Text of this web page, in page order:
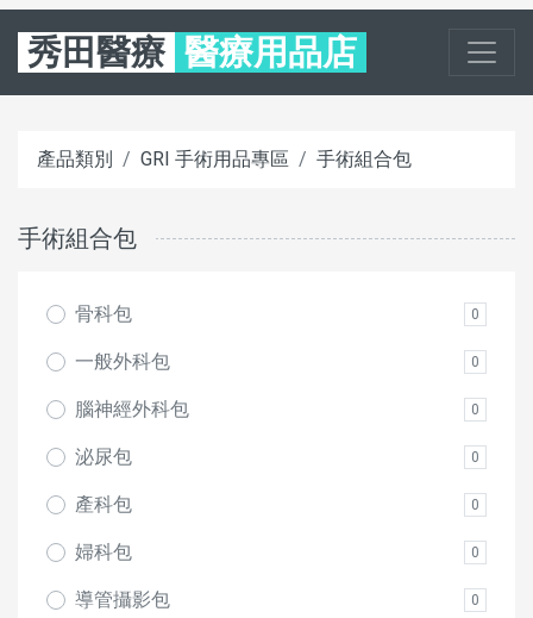
秀田醫療 醫療用品店
產品類別 GRI 手術用品專區 手術組合包
手術組合包
骨科包 0
一般外科包 0
腦神經外科包 0
泌尿包 0
產科包 0
婦科包 0
導管攝影包 0